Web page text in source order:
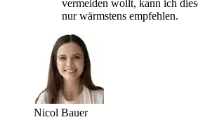
vermeiden wollt, kann ich
nur wärmstens empfehlen.
Nicol Bauer